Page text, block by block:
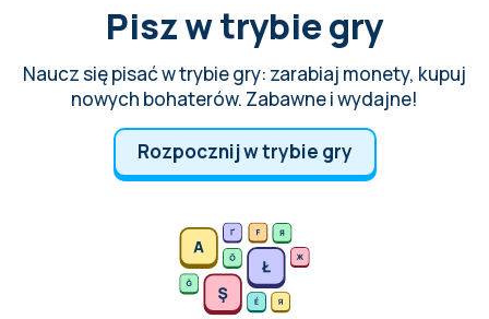
Pisz w trybie gry
Naucz się pisać w trybie gry: zarabiaj monety, kupuj
nowych bohaterów. Zabawne i wydajne!
Rozpocznij w trybie gry